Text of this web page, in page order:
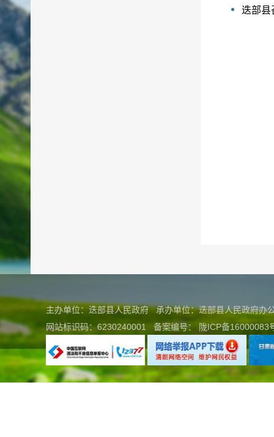
迭部县
主办单位：迭部县人民政府 承办单位：迭部县人民政府
网站标识码：6230240001
备案编号： 陇ICP备16000083